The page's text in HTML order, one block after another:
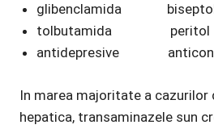
glibenclamida
tolbutamida peritol
antidepresive
In marea majoritate a
hepatica, transaminazele sun